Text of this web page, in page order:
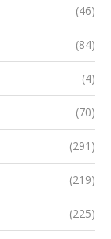
(46)
(84)
(4)
(70)
(291)
(219)
(225)